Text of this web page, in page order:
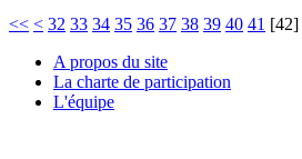
<< < 32 33 34 35 36 37 38 39 40 41 [42]
A propos du site
La charte de participation
L'équipe